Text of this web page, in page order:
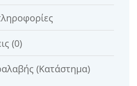
(0)
(Κατάστημα)